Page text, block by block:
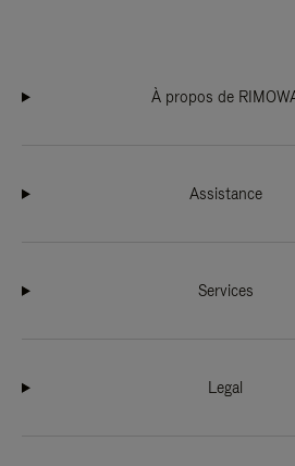
À propos de
Assistance
Services
Legal